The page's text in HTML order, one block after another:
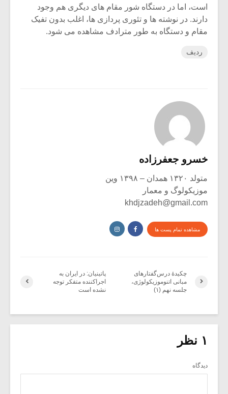
است، اما در دستگاه شور مقام های دیگری هم وجود
دارند. در نوشته ها و تئوری پردازی ها، اغلب بدون تفیک
مقام و دستگاه به طور مترادف مشاهده می شود.
ردیف
خسرو جعفرزاده
متولد ۱۳۲۰ همدان – ۱۳۹۸ وین
موزیکولوگ و معمار
khdjzadeh@gmail.com
مشاهده تمام پست ها
پاتینیان: در ایران به
اجراکننده متفکر توجه
نشده است
چکیدۀ درس‌گفتارهای
مبانی اتنوموزیکولوژی،
جلسه نهم (۱)
۱ نظر
دیدگاه